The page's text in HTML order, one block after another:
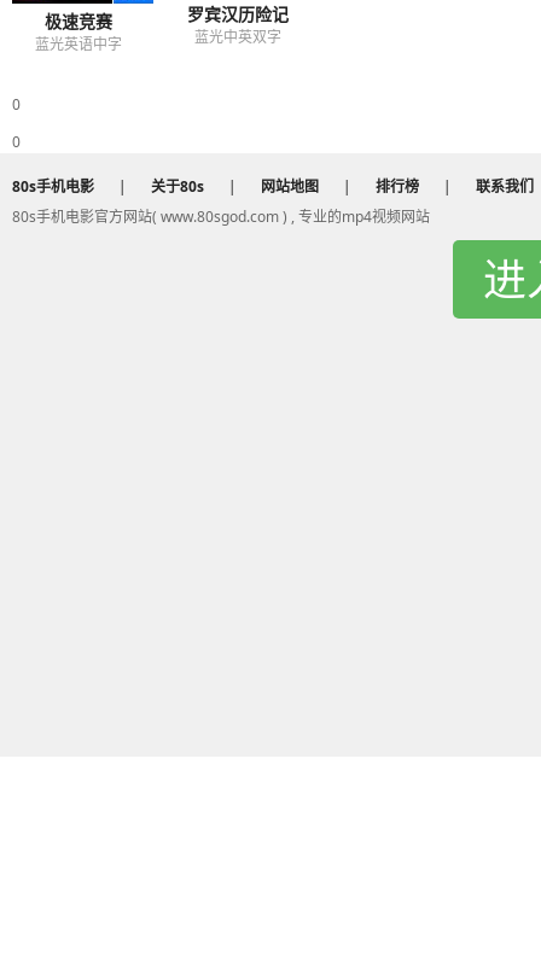
极速竞赛
蓝光英语中字
罗宾汉历险记
蓝光中英双字
0
0
80s手机电影 | 关于80s | 网站地图 | 排行榜 |
联系我们
80s手机电影官方网站( www.80sgod.com ) , 专业的mp4视频网站
进